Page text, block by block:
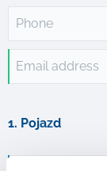
Phone
Email address
1. Pojazd